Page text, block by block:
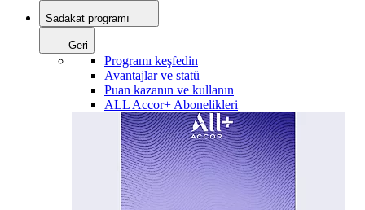
Sadakat programı
Geri
Programı keşfedin
Avantajlar ve statü
Puan kazanın ve kullanın
ALL Accor+ Abonelikleri